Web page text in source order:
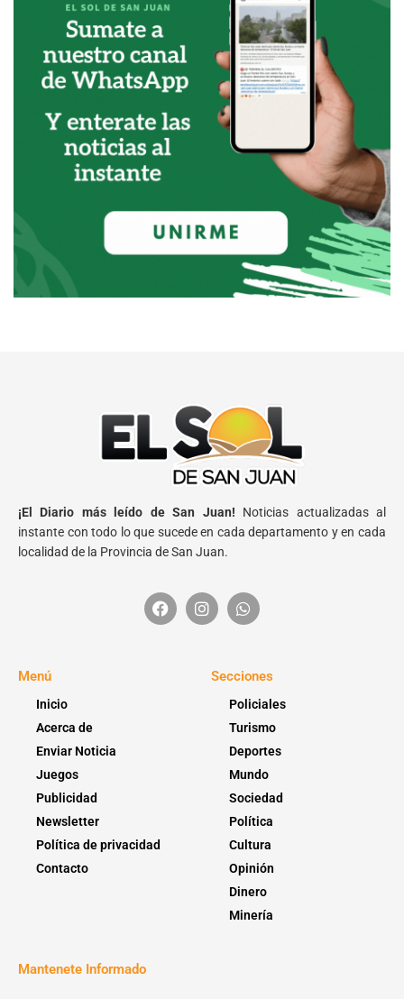
¡El Diario más leído de San Juan! Noticias actualizadas al
instante con todo lo que sucede en cada departamento y en cada
localidad de la Provincia de San Juan.
Menú
Inicio
Acerca de
Enviar Noticia
Juegos
Publicidad
Newsletter
Política de privacidad
Contacto
Secciones
Policiales
Turismo
Deportes
Mundo
Sociedad
Política
Cultura
Opinión
Dinero
Minería
Mantenete Informado